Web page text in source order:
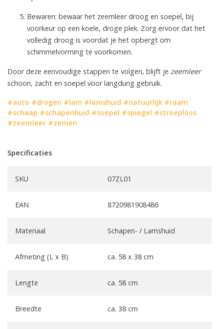
Bewaren: bewaar het zeemleer droog en soepel, bij
voorkeur op een koele, droge plek. Zorg ervoor dat het
volledig droog is voordat je het opbergt om
schimmelvorming te voorkomen.
Door deze eenvoudige stappen te volgen, blijft je zeemleer
schoon, zacht en soepel voor langdurig gebruik.
#auto #drogen #lam #lamshuid #natuurlijk #raam
#schaap #schapenhuid #soepel #spiegel #streeploos
#zeemleer #zemen
Specificaties
SKU 07ZL01
EAN 8720981908486
Materiaal Schapen- / Lamshuid
Afmeting (L x B) ca. 58 x 38 cm
Lengte ca. 58 cm
Breedte ca. 38 cm